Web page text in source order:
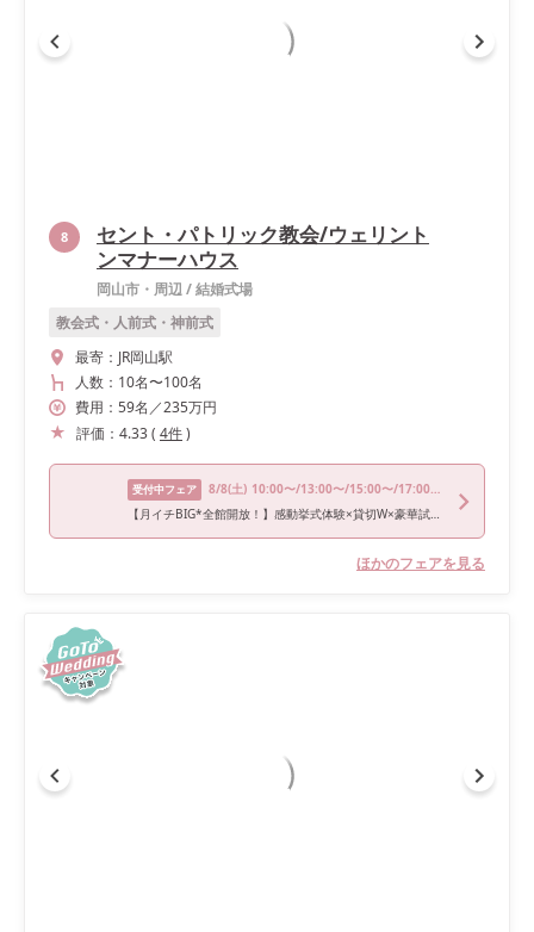
8
岡山市・周辺/結婚式場
セント・パトリック教会/ウェリント
ンマナーハウス
教会式・人前式・神前式
最寄： JR岡山駅
人数： 10名〜100名
費用： 59名 ／235万円
評価： 4.33( 4件)
受付中フェア 8/8(土) 10:00〜/13:00〜/15:00〜/17:00〜/18:00〜
【月イチBIG*全館開放！】感動挙式体験×貸切W×豪華試食フェア
ほかのフェアを見る